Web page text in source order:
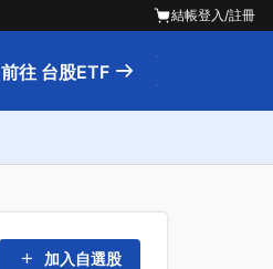
結帳登入/註冊
前往 台股ETF
加入自選股